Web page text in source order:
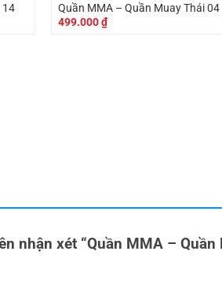
14
Quần MMA – Quần Muay Thái 04
499.000₫
nhận xét “Quần MMA – Quần